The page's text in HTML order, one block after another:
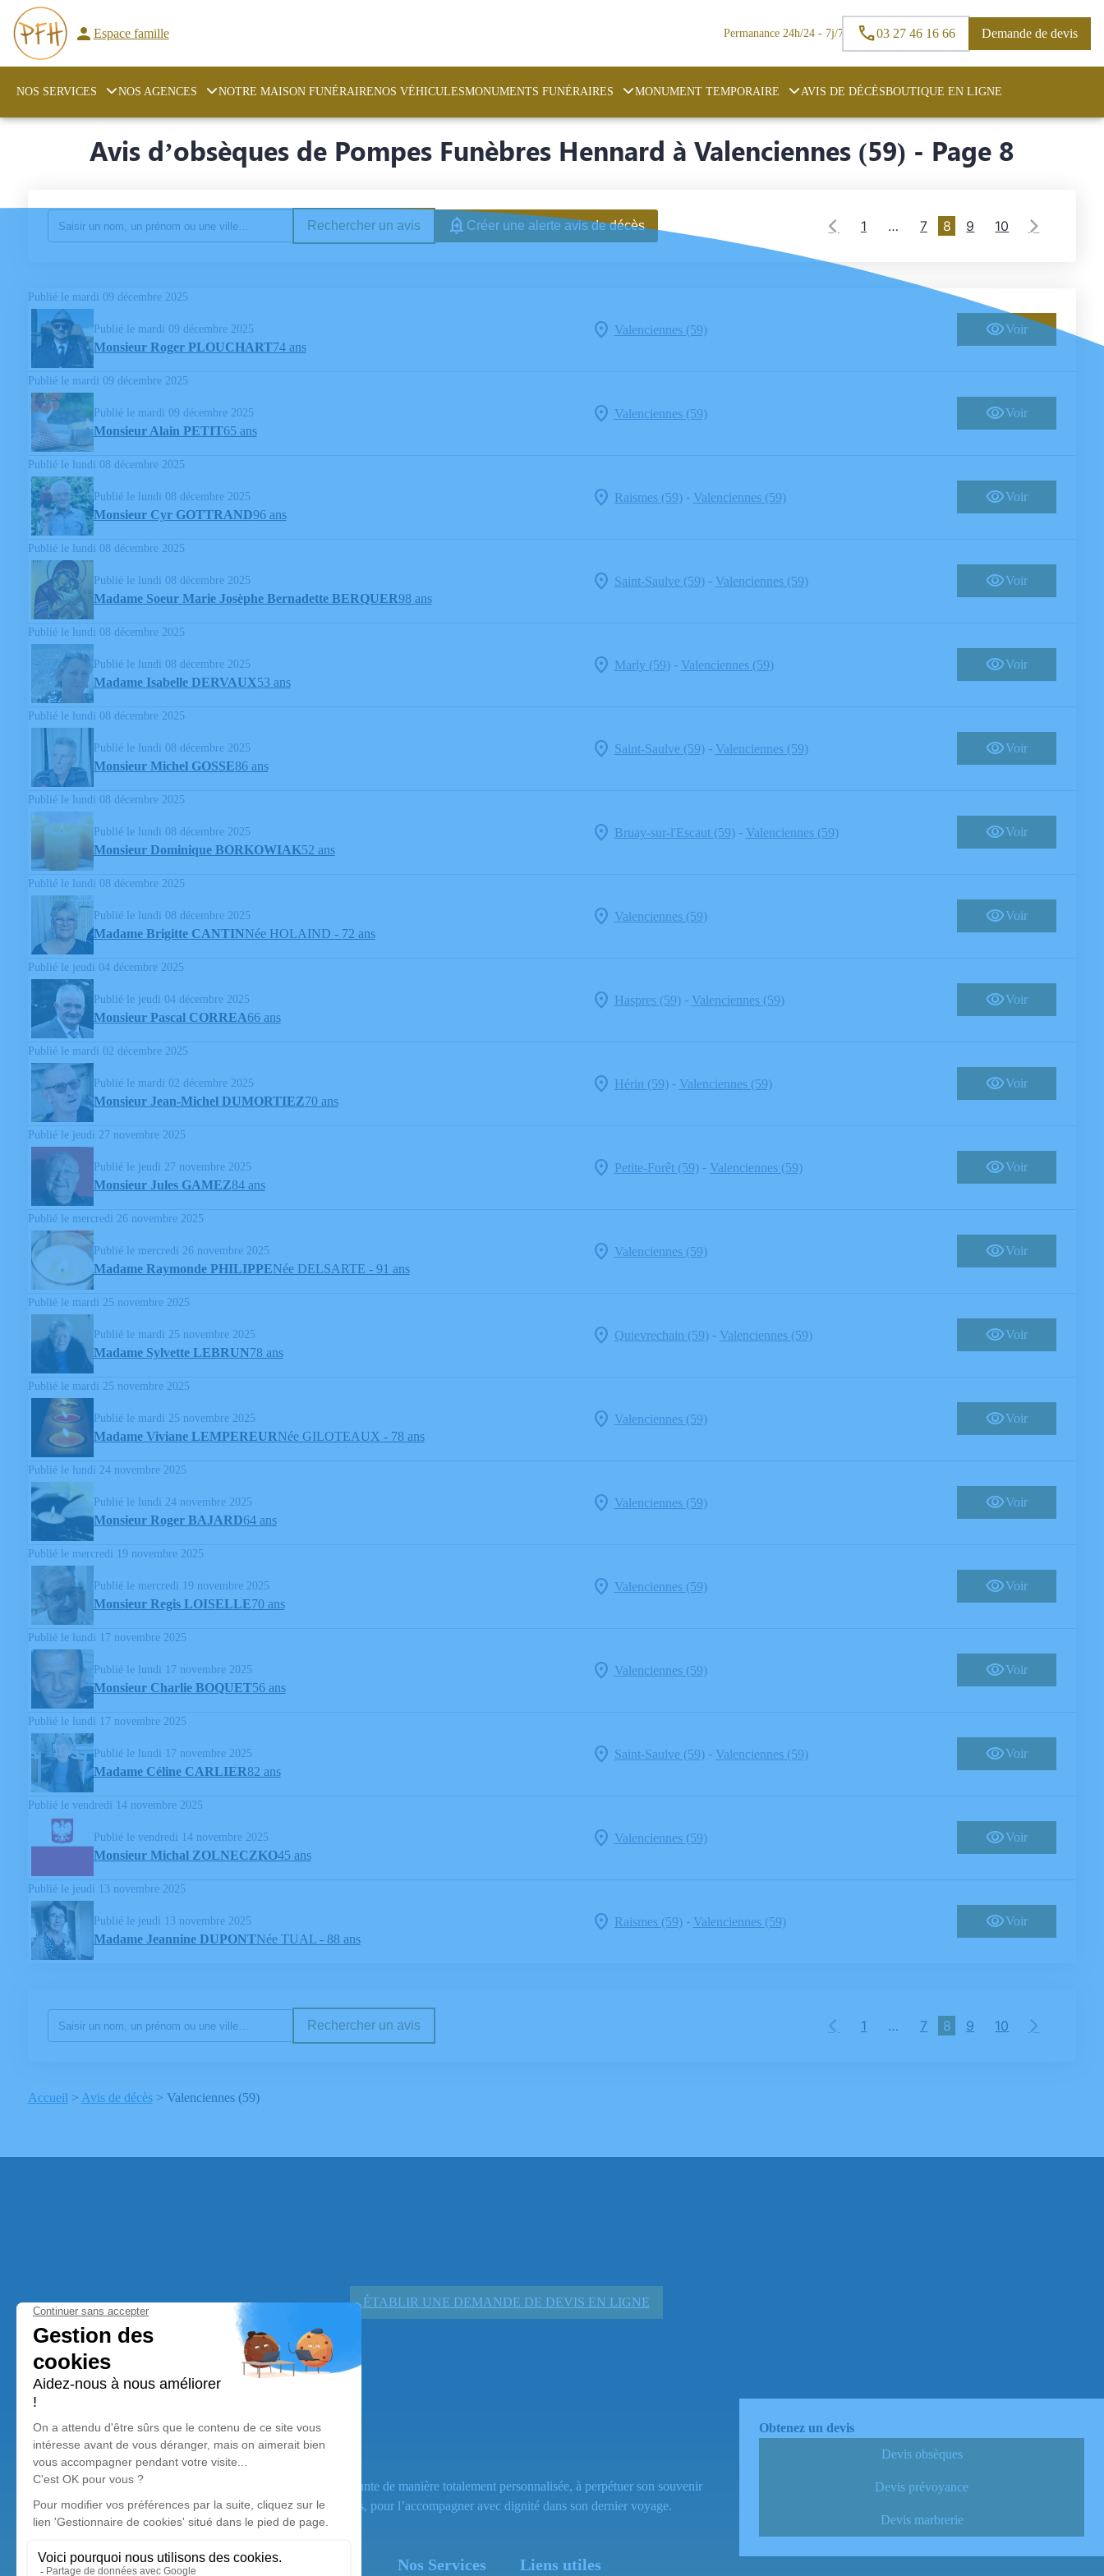
Espace famille Permanance 24h/24 - 7j/7 03 27 46 16 66 Demande de devis
NOS SERVICES NOS AGENCES NOTRE MAISON FUNÉRAIRENOS VÉHICULESMONUMENTS FUNÉRAIRES MONUMENT TEMPORAIRE AVIS DE DÉCÈSBOUTIQUE EN LIGNE
Avis d’obsèques de Pompes Funèbres Hennard à Valenciennes (59) - Page 8
Rechercher un avis Créer une alerte avis de décès 1 … 7 8 9 10
Publié le mardi 09 décembre 2025
Publié le mardi 09 décembre 2025
Monsieur Roger PLOUCHART74 ans
Valenciennes (59) Voir
Publié le mardi 09 décembre 2025
Publié le mardi 09 décembre 2025
Monsieur Alain PETIT65 ans
Valenciennes (59) Voir
Publié le lundi 08 décembre 2025
Publié le lundi 08 décembre 2025
Monsieur Cyr GOTTRAND96 ans
Raismes (59)- Valenciennes (59) Voir
Publié le lundi 08 décembre 2025
Publié le lundi 08 décembre 2025
Madame Soeur Marie Josèphe Bernadette BERQUER98 ans
Saint-Saulve (59)- Valenciennes (59) Voir
Publié le lundi 08 décembre 2025
Publié le lundi 08 décembre 2025
Madame Isabelle DERVAUX53 ans
Marly (59)- Valenciennes (59) Voir
Publié le lundi 08 décembre 2025
Publié le lundi 08 décembre 2025
Monsieur Michel GOSSE86 ans
Saint-Saulve (59)- Valenciennes (59) Voir
Publié le lundi 08 décembre 2025
Publié le lundi 08 décembre 2025
Monsieur Dominique BORKOWIAK52 ans
Bruay-sur-l'Escaut (59)- Valenciennes (59) Voir
Publié le lundi 08 décembre 2025
Publié le lundi 08 décembre 2025
Madame Brigitte CANTINNée HOLAIND - 72 ans
Valenciennes (59) Voir
Publié le jeudi 04 décembre 2025
Publié le jeudi 04 décembre 2025
Monsieur Pascal CORREA66 ans
Haspres (59)- Valenciennes (59) Voir
Publié le mardi 02 décembre 2025
Publié le mardi 02 décembre 2025
Monsieur Jean-Michel DUMORTIEZ70 ans
Hérin (59)- Valenciennes (59) Voir
Publié le jeudi 27 novembre 2025
Publié le jeudi 27 novembre 2025
Monsieur Jules GAMEZ84 ans
Petite-Forêt (59)- Valenciennes (59) Voir
Publié le mercredi 26 novembre 2025
Publié le mercredi 26 novembre 2025
Madame Raymonde PHILIPPENée DELSARTE - 91 ans
Valenciennes (59) Voir
Publié le mardi 25 novembre 2025
Publié le mardi 25 novembre 2025
Madame Sylvette LEBRUN78 ans
Quievrechain (59)- Valenciennes (59) Voir
Publié le mardi 25 novembre 2025
Publié le mardi 25 novembre 2025
Madame Viviane LEMPEREURNée GILOTEAUX - 78 ans
Valenciennes (59) Voir
Publié le lundi 24 novembre 2025
Publié le lundi 24 novembre 2025
Monsieur Roger BAJARD64 ans
Valenciennes (59) Voir
Publié le mercredi 19 novembre 2025
Publié le mercredi 19 novembre 2025
Monsieur Regis LOISELLE70 ans
Valenciennes (59) Voir
Publié le lundi 17 novembre 2025
Publié le lundi 17 novembre 2025
Monsieur Charlie BOQUET56 ans
Valenciennes (59) Voir
Publié le lundi 17 novembre 2025
Publié le lundi 17 novembre 2025
Madame Céline CARLIER82 ans
Saint-Saulve (59)- Valenciennes (59) Voir
Publié le vendredi 14 novembre 2025
Publié le vendredi 14 novembre 2025
Monsieur Michal ZOLNECZKO45 ans
Valenciennes (59) Voir
Publié le jeudi 13 novembre 2025
Publié le jeudi 13 novembre 2025
Madame Jeannine DUPONTNée TUAL - 88 ans
Raismes (59)- Valenciennes (59) Voir
Rechercher un avis 1 … 7 8 9 10
Accueil > Avis de décès> Valenciennes (59)
ÉTABLIR UNE DEMANDE DE DEVIS EN LIGNE
Pompes Funèbres Hennard
Nos équipes vous aident à honorer la mémoire de la personne défunte de manière totalement personnalisée, à perpétuer son souvenir
dans le respect de ses volontés, de ses valeurs et de ses convictions, pour l’accompagner avec dignité dans son dernier voyage.
Obtenez un devis
Devis obsèques
Devis prévoyance
Devis marbrerie
Nos Services Liens utiles